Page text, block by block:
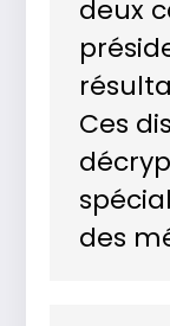
deux
Ces
des